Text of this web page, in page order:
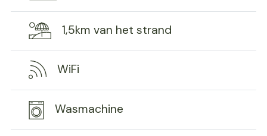
1,5km van het strand
WiFi
Wasmachine